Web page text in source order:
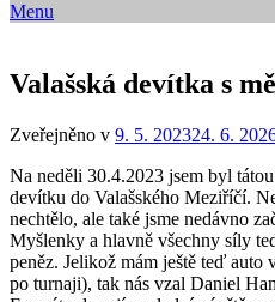
Menu
Valašská devítka s
Zveřejněno v 9. 5. 202324. 6.
Na neděli 30.4.2023 jsem byl
devítku do Valašského Meziříčí.
nechtělo, ale také jsme nedávno
Myšlenky a hlavně všechny síly
peněz. Jelikož mám ještě teď auto
po turnaji), tak nás vzal Daniel